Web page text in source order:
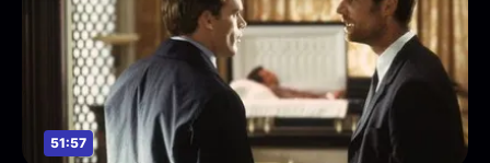
51:57